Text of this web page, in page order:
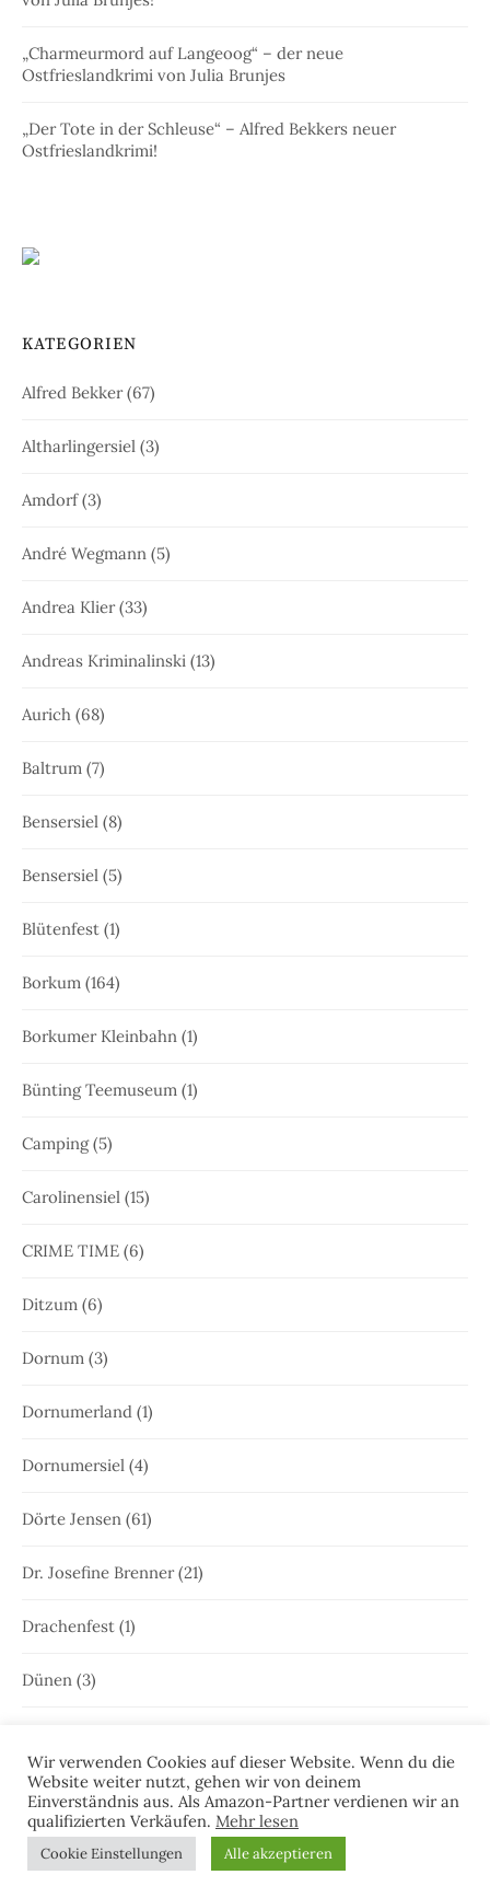
„Charmeurmord auf Langeoog“ – der neue
Ostfrieslandkrimi von Julia Brunjes
„Der Tote in der Schleuse“ – Alfred Bekkers neuer
Ostfrieslandkrimi!
KATEGORIEN
Alfred Bekker(67)
Altharlingersiel (3)
Amdorf(3)
André Wegmann (5)
Andrea Klier(33)
Andreas Kriminalinski (13)
Aurich (68)
Baltrum (7)
Bensersiel (8)
Bensersiel (5)
Blütenfest (1)
Borkum (164)
Borkumer Kleinbahn (1)
Bünting Teemuseum (1)
Camping(5)
Carolinensiel (15)
CRIME TIME (6)
Ditzum (6)
Dornum (3)
Dornumerland (1)
Dornumersiel (4)
Dörte Jensen (61)
Dr. Josefine Brenner(21)
Drachenfest (1)
Dünen (3)
Ele Wolff (71)
Elke Bergsma(1)
Wir verwenden Cookies auf dieser Website. Wenn du die
Website weiter nutzt, gehen wir von deinem
Einverständnis aus. Als Amazon-Partner verdienen wir an
qualifizierten Verkäufen. Mehr lesen
Cookie Einstellungen Alle akzeptieren